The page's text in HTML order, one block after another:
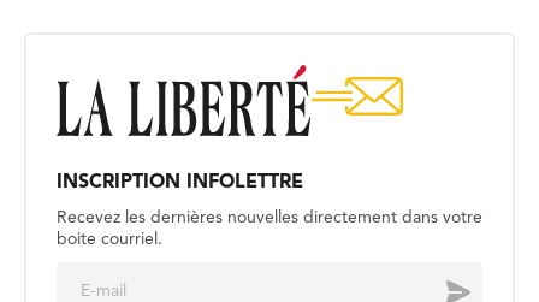
INSCRIPTION INFOLETTRE
Recevez les dernières nouvelles directement dans votre
boite courriel.
Envoyer